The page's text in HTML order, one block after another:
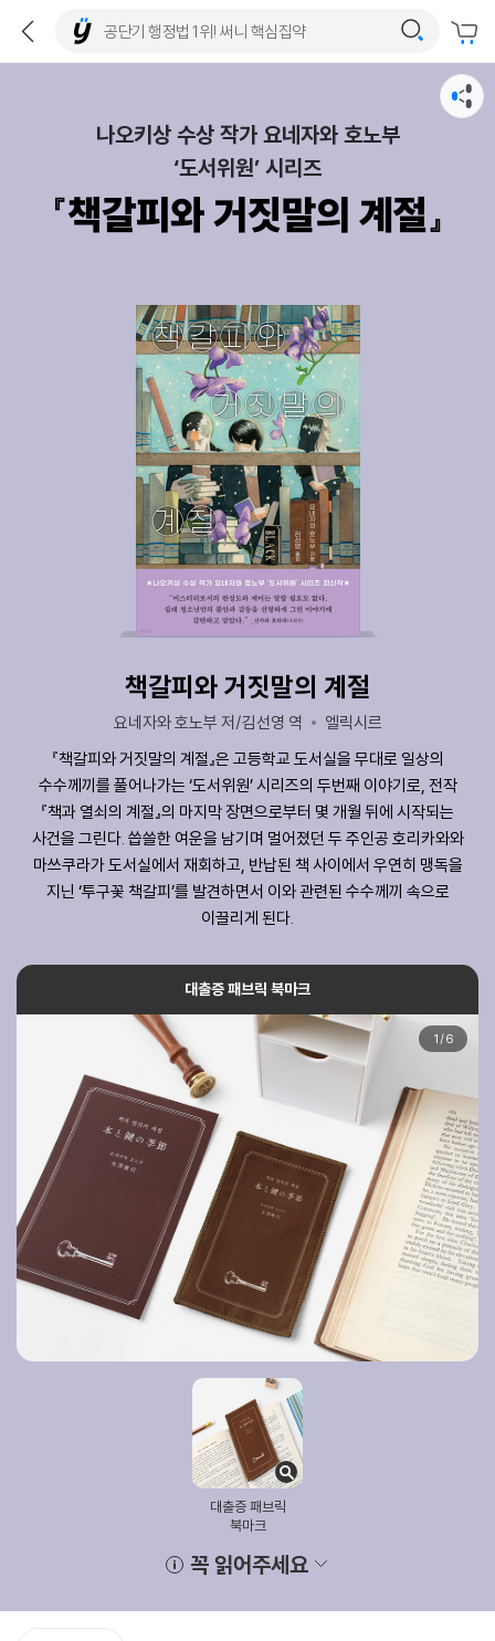
나오키상 수상 작가 요네자와 호노부
‘도서위원’ 시리즈
『책갈피와 거짓말의 계절』
책갈피와 거짓말의 계절
요네자와 호노부 저/김선영 역
엘릭시르
『책갈피와 거짓말의 계절』은 고등학교 도서실을 무대로 일상의
수수께끼를 풀어나가는 ‘도서위원’ 시리즈의 두번째 이야기로, 전작
『책과 열쇠의 계절』의 마지막 장면으로부터 몇 개월 뒤에 시작되는
사건을 그린다. 씁쓸한 여운을 남기며 멀어졌던 두 주인공 호리카와와
마쓰쿠라가 도서실에서 재회하고, 반납된 책 사이에서 우연히 맹독을
지닌 ‘투구꽃 책갈피’를 발견하면서 이와 관련된 수수께끼 속으로
이끌리게 된다.
대출증 패브릭 북마크
1 /6
대출증 패브릭
북마크
꼭 읽어주세요